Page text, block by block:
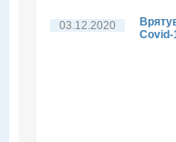
03.12.2020
Covid-